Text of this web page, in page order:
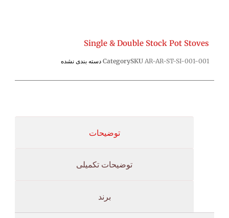
Single & Double Stock Pot Stoves
SKU AR-AR-ST-SI-001-001
Category دسته بندی نشده
توضیحات
توضیحات تکمیلی
برند